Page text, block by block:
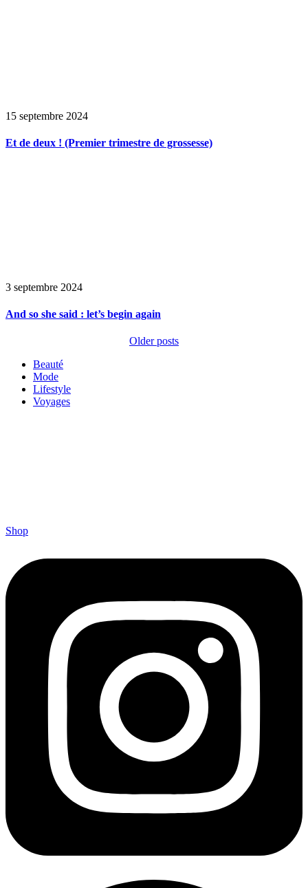
15 septembre 2024
Et de deux ! (Premier trimestre de grossesse)
3 septembre 2024
And so she said : let’s begin again
Older posts
Beauté
Mode
Lifestyle
Voyages
Shop